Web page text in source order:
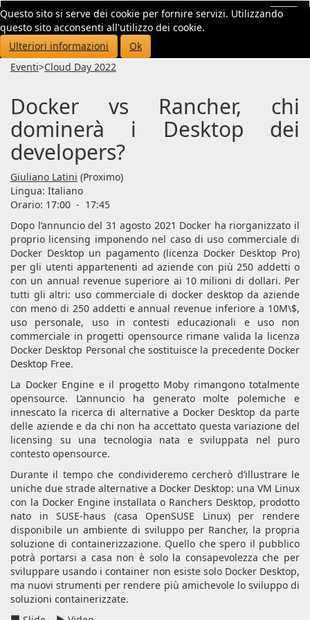
Questo sito si serve dei cookie per fornire servizi. Utilizzando
questo sito acconsenti all'utilizzo dei cookie.
Ulteriori informazioni
Ok
Eventi>Cloud Day 2022
Docker vs Rancher, chi
dominerà i Desktop dei
developers?
Giuliano Latini (Proximo)
Lingua: Italiano
Orario: 17:00 - 17:45
Dopo l’annuncio del 31 agosto 2021 Docker ha riorganizzato il
proprio licensing imponendo nel caso di uso commerciale di
Docker Desktop un pagamento (licenza Docker Desktop Pro)
per gli utenti appartenenti ad aziende con più 250 addetti o
con un annual revenue superiore ai 10 milioni di dollari. Per
tutti gli altri: uso commerciale di docker desktop da aziende
con meno di 250 addetti e annual revenue inferiore a 10M\$,
uso personale, uso in contesti educazionali e uso non
commerciale in progetti opensource rimane valida la licenza
Docker Desktop Personal che sostituisce la precedente Docker
Desktop Free.
La Docker Engine e il progetto Moby rimangono totalmente
opensource. L’annuncio ha generato molte polemiche e
innescato la ricerca di alternative a Docker Desktop da parte
delle aziende e da chi non ha accettato questa variazione del
licensing su una tecnologia nata e sviluppata nel puro
contesto opensource.
Durante il tempo che condivideremo cercherò d’illustrare le
uniche due strade alternative a Docker Desktop: una VM Linux
con la Docker Engine installata o Ranchers Desktop, prodotto
nato in SUSE-haus (casa OpenSUSE Linux) per rendere
disponibile un ambiente di sviluppo per Rancher, la propria
soluzione di containerizzazione. Quello che spero il pubblico
potrà portarsi a casa non è solo la consapevolezza che per
sviluppare usando i container non esiste solo Docker Desktop,
ma nuovi strumenti per rendere più amichevole lo sviluppo di
soluzioni containerizzate.